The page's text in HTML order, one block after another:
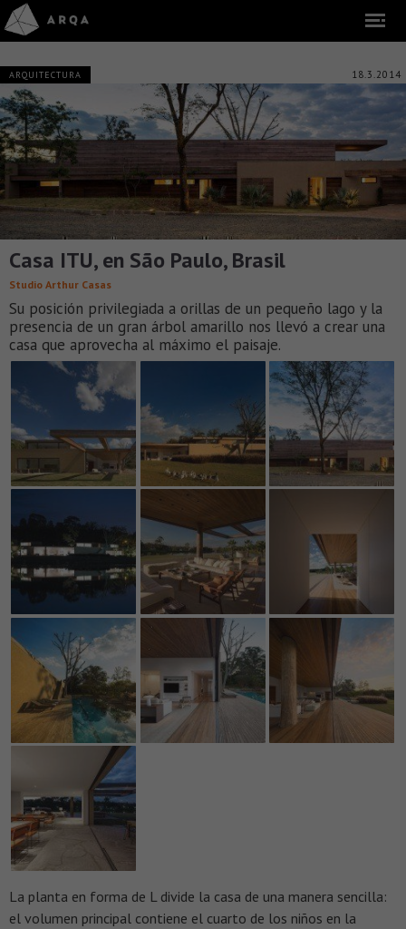
ARQUITECTURA 18.3.2014
Casa ITU, en São Paulo, Brasil
Studio Arthur Casas
Su posición privilegiada a orillas de un pequeño lago y la
presencia de un gran árbol amarillo nos llevó a crear una
casa que aprovecha al máximo el paisaje.
La planta en forma de L divide la casa de una manera sencilla:
el volumen principal contiene el cuarto de los niños en la